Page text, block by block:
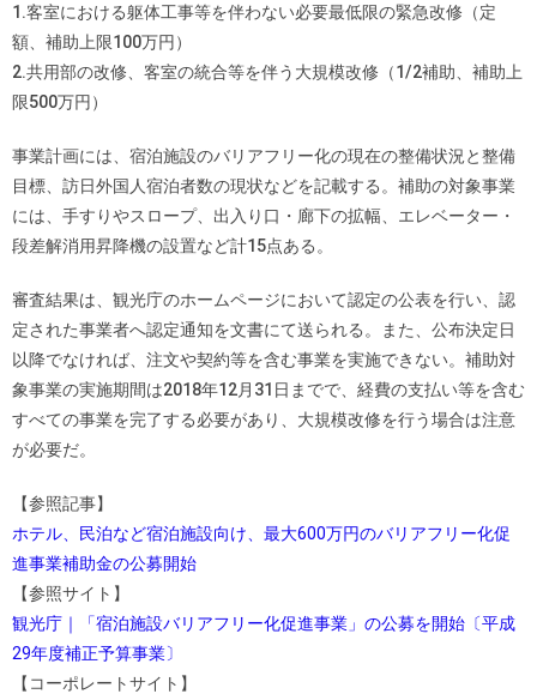
1.客室における躯体工事等を伴わない必要最低限の緊急改修（定
額、補助上限100万円）
2.共用部の改修、客室の統合等を伴う大規模改修（1/2補助、補助上
限500万円）
事業計画には、宿泊施設のバリアフリー化の現在の整備状況と整備
目標、訪日外国人宿泊者数の現状などを記載する。補助の対象事業
には、手すりやスロープ、出入り口・廊下の拡幅、エレベーター・
段差解消用昇降機の設置など計15点ある。
審査結果は、観光庁のホームページにおいて認定の公表を行い、認
定された事業者へ認定通知を文書にて送られる。また、公布決定日
以降でなければ、注文や契約等を含む事業を実施できない。補助対
象事業の実施期間は2018年12月31日までで、経費の支払い等を含む
すべての事業を完了する必要があり、大規模改修を行う場合は注意
が必要だ。
【参照記事】
ホテル、民泊など宿泊施設向け、最大600万円のバリアフリー化促
進事業補助金の公募開始
【参照サイト】
観光庁｜「宿泊施設バリアフリー化促進事業」の公募を開始〔平成
29年度補正予算事業〕
【コーポレートサイト】